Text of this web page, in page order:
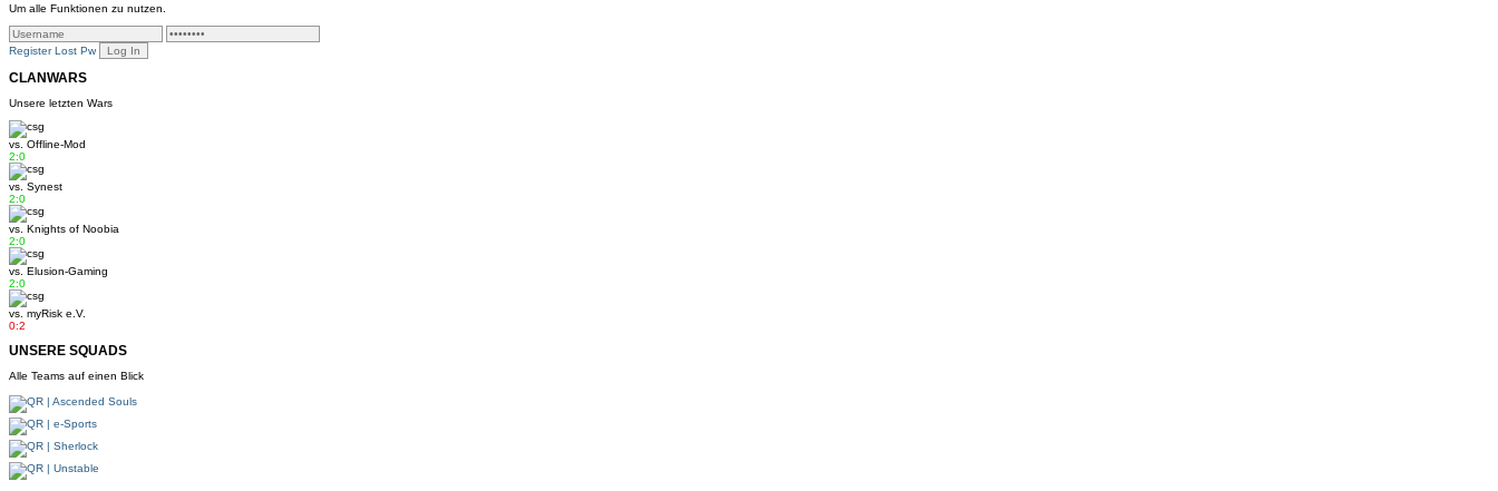
Um alle Funktionen zu nutzen.
Register Lost Pw
CLANWARS
Unsere letzten Wars
vs. Offline-Mod
2:0
vs. Synest
2:0
vs. Knights of Noobia
2:0
vs. Elusion-Gaming
2:0
vs. myRisk e.V.
0:2
UNSERE SQUADS
Alle Teams auf einen Blick